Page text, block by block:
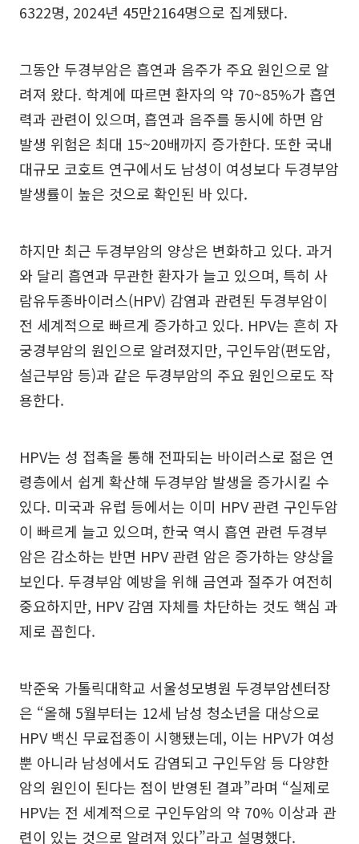
6322명, 2024년 45만2164명으로 집계됐다.
그동안 두경부암은 흡연과 음주가 주요 원인으로 알
려져 왔다. 학계에 따르면 환자의 약 70~85%가 흡연
력과 관련이 있으며, 흡연과 음주를 동시에 하면 암
발생 위험은 최대 15~20배까지 증가한다. 또한 국내
대규모 코호트 연구에서도 남성이 여성보다 두경부암
발생률이 높은 것으로 확인된 바 있다.
하지만 최근 두경부암의 양상은 변화하고 있다. 과거
와 달리 흡연과 무관한 환자가 늘고 있으며, 특히 사
람유두종바이러스(HPV) 감염과 관련된 두경부암이
전 세계적으로 빠르게 증가하고 있다. HPV는 흔히 자
궁경부암의 원인으로 알려졌지만, 구인두암(편도암,
설근부암 등)과 같은 두경부암의 주요 원인으로도 작
용한다.
HPV는 성 접촉을 통해 전파되는 바이러스로 젊은 연
령층에서 쉽게 확산해 두경부암 발생을 증가시킬 수
있다. 미국과 유럽 등에서는 이미 HPV 관련 구인두암
이 빠르게 늘고 있으며, 한국 역시 흡연 관련 두경부
암은 감소하는 반면 HPV 관련 암은 증가하는 양상을
보인다. 두경부암 예방을 위해 금연과 절주가 여전히
중요하지만, HPV 감염 자체를 차단하는 것도 핵심 과
제로 꼽힌다.
박준욱 가톨릭대학교 서울성모병원 두경부암센터장
은 “올해 5월부터는 12세 남성 청소년을 대상으로
HPV 백신 무료접종이 시행됐는데, 이는 HPV가 여성
뿐 아니라 남성에서도 감염되고 구인두암 등 다양한
암의 원인이 된다는 점이 반영된 결과”라며 “실제로
HPV는 전 세계적으로 구인두암의 약 70% 이상과 관
련이 있는 것으로 알려져 있다”라고 설명했다.